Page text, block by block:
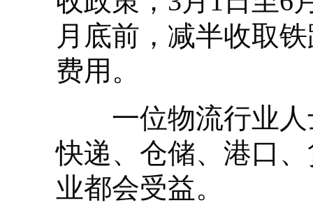
月底前，减半收取
费用。
一位物流行业人
快递、仓储、港口
业都会受益。